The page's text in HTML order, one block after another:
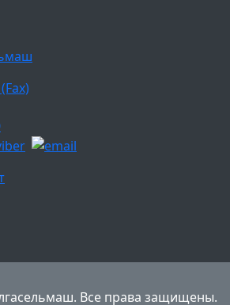
Все права защищены.